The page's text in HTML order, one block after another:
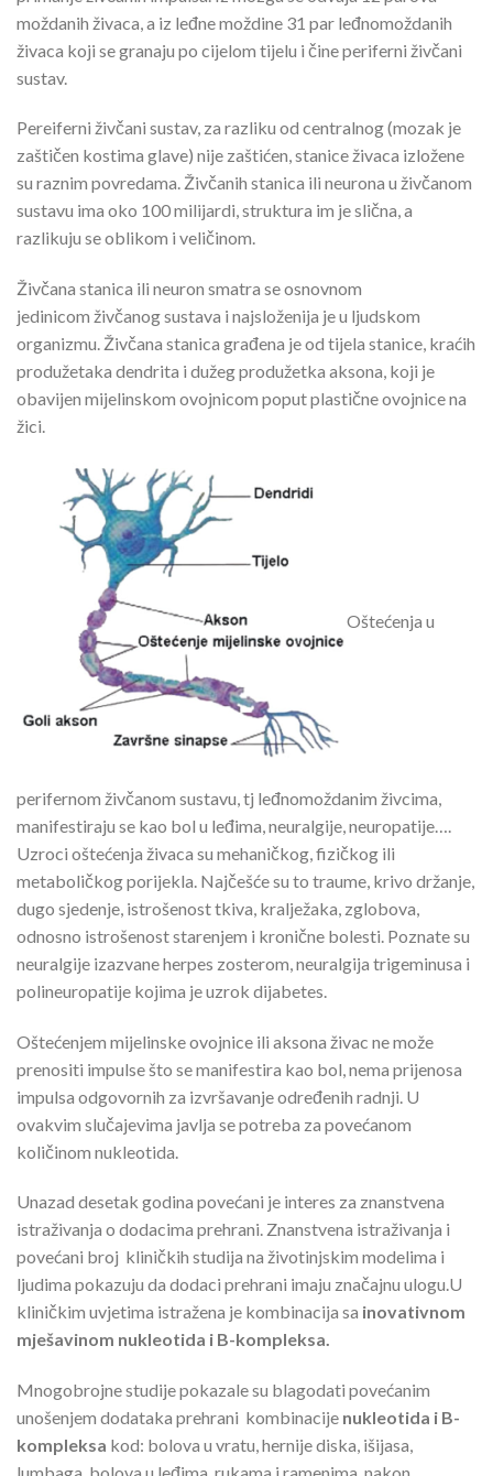
moždanih živaca, a iz leđne moždine 31 par leđnomoždanih
živaca koji se granaju po cijelom tijelu i čine periferni živčani
sustav.
Pereiferni živčani sustav, za razliku od centralnog (mozak je
zaštičen kostima glave) nije zaštićen, stanice živaca izložene
su raznim povredama. Živčanih stanica ili neurona u živčanom
sustavu ima oko 100 milijardi, struktura im je slična, a
razlikuju se oblikom i veličinom.
Živčana stanica ili neuron smatra se osnovnom
jedinicom živčanog sustava i najsloženija je u ljudskom
organizmu. Živčana stanica građena je od tijela stanice, kraćih
produžetaka dendrita i dužeg produžetka aksona, koji je
obavijen mijelinskom ovojnicom poput plastične ovojnice na
žici.
Oštećenja u
perifernom živčanom sustavu, tj leđnomoždanim živcima,
manifestiraju se kao bol u leđima, neuralgije, neuropatije….
Uzroci oštećenja živaca su mehaničkog, fizičkog ili
metaboličkog porijekla. Najčešće su to traume, krivo držanje,
dugo sjedenje, istrošenost tkiva, kralježaka, zglobova,
odnosno istrošenost starenjem i kronične bolesti. Poznate su
neuralgije izazvane herpes zosterom, neuralgija trigeminusa i
polineuropatije kojima je uzrok dijabetes.
Oštećenjem mijelinske ovojnice ili aksona živac ne može
prenositi impulse što se manifestira kao bol, nema prijenosa
impulsa odgovornih za izvršavanje određenih radnji. U
ovakvim slučajevima javlja se potreba za povećanom
količinom nukleotida.
Unazad desetak godina povećani je interes za znanstvena
istraživanja o dodacima prehrani. Znanstvena istraživanja i
povećani broj kliničkih studija na životinjskim modelima i
ljudima pokazuju da dodaci prehrani imaju značajnu ulogu.U
kliničkim uvjetima istražena je kombinacija sa inovativnom
mješavinom nukleotida i B-kompleksa.
Mnogobrojne studije pokazale su blagodati povećanim
unošenjem dodataka prehrani kombinacije nukleotida i B-
kompleksa kod: bolova u vratu, hernije diska, išijasa,